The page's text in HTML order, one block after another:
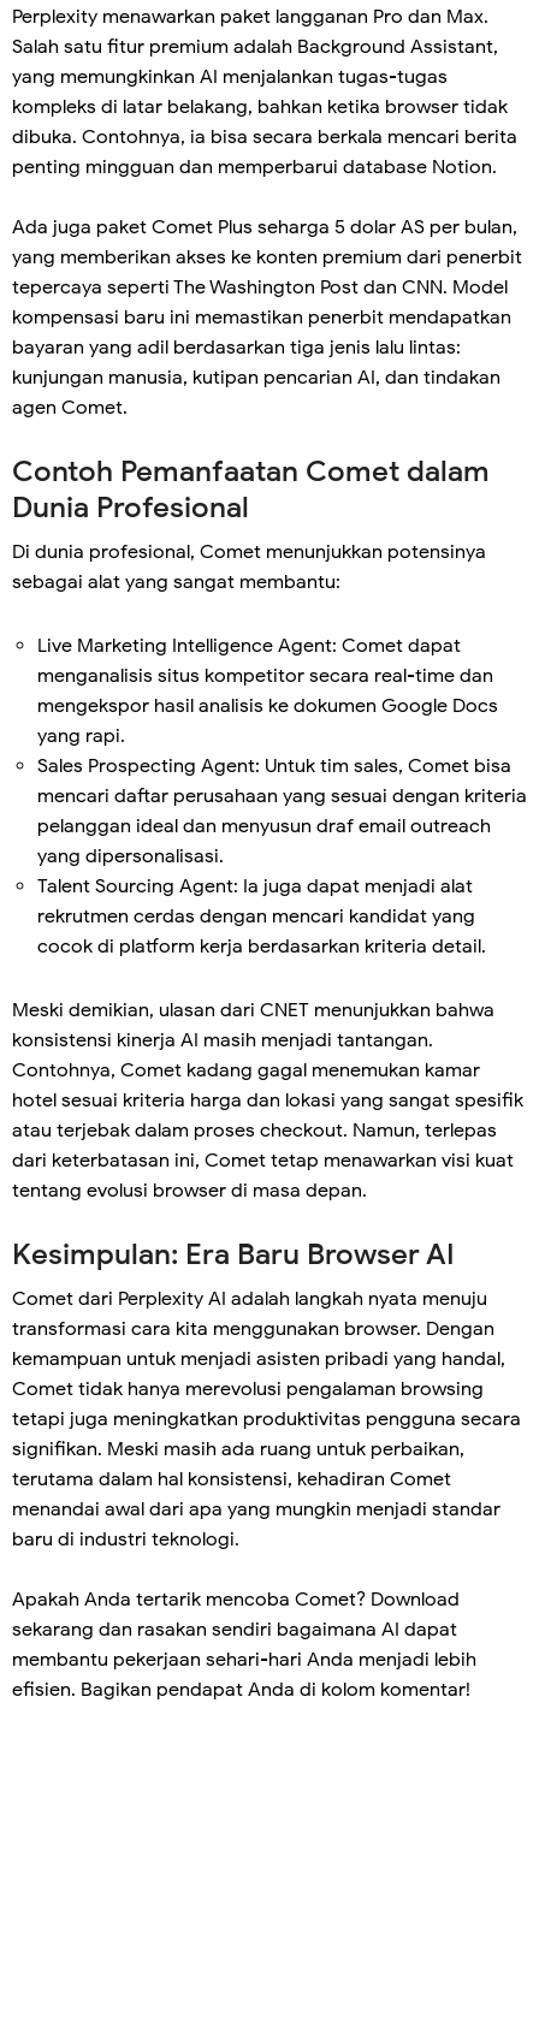
Perplexity menawarkan paket langganan Pro dan Max.
Salah satu fitur premium adalah Background Assistant,
yang memungkinkan AI menjalankan tugas-tugas
kompleks di latar belakang, bahkan ketika browser tidak
dibuka. Contohnya, ia bisa secara berkala mencari berita
penting mingguan dan memperbarui database Notion.
Ada juga paket Comet Plus seharga 5 dolar AS per bulan,
yang memberikan akses ke konten premium dari penerbit
tepercaya seperti The Washington Post dan CNN. Model
kompensasi baru ini memastikan penerbit mendapatkan
bayaran yang adil berdasarkan tiga jenis lalu lintas:
kunjungan manusia, kutipan pencarian AI, dan tindakan
agen Comet.
Contoh Pemanfaatan Comet dalam
Dunia Profesional
Di dunia profesional, Comet menunjukkan potensinya
sebagai alat yang sangat membantu:
Live Marketing Intelligence Agent: Comet dapat
menganalisis situs kompetitor secara real-time dan
mengekspor hasil analisis ke dokumen Google Docs
yang rapi.
Sales Prospecting Agent: Untuk tim sales, Comet bisa
mencari daftar perusahaan yang sesuai dengan kriteria
pelanggan ideal dan menyusun draf email outreach
yang dipersonalisasi.
Talent Sourcing Agent: Ia juga dapat menjadi alat
rekrutmen cerdas dengan mencari kandidat yang
cocok di platform kerja berdasarkan kriteria detail.
Meski demikian, ulasan dari CNET menunjukkan bahwa
konsistensi kinerja AI masih menjadi tantangan.
Contohnya, Comet kadang gagal menemukan kamar
hotel sesuai kriteria harga dan lokasi yang sangat spesifik
atau terjebak dalam proses checkout. Namun, terlepas
dari keterbatasan ini, Comet tetap menawarkan visi kuat
tentang evolusi browser di masa depan.
Kesimpulan: Era Baru Browser AI
Comet dari Perplexity AI adalah langkah nyata menuju
transformasi cara kita menggunakan browser. Dengan
kemampuan untuk menjadi asisten pribadi yang handal,
Comet tidak hanya merevolusi pengalaman browsing
tetapi juga meningkatkan produktivitas pengguna secara
signifikan. Meski masih ada ruang untuk perbaikan,
terutama dalam hal konsistensi, kehadiran Comet
menandai awal dari apa yang mungkin menjadi standar
baru di industri teknologi.
Apakah Anda tertarik mencoba Comet? Download
sekarang dan rasakan sendiri bagaimana AI dapat
membantu pekerjaan sehari-hari Anda menjadi lebih
efisien. Bagikan pendapat Anda di kolom komentar!